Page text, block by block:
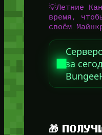
💡Летние
время,
своём
за
🎁